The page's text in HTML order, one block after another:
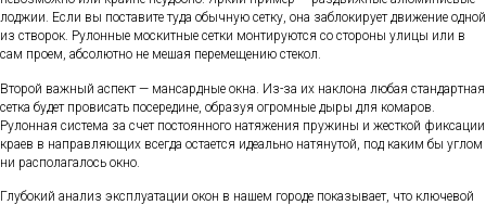
лоджии. Если вы поставите туда обычную сетку, она заблокирует движение одной
из створок. Рулонные москитные сетки монтируются со стороны улицы или в
сам проем, абсолютно не мешая перемещению стекол.
Второй важный аспект — мансардные окна. Из-за их наклона любая стандартная
сетка будет провисать посередине, образуя огромные дыры для комаров.
Рулонная система за счет постоянного натяжения пружины и жесткой фиксации
краев в направляющих всегда остается идеально натянутой, под каким бы углом
ни располагалось окно.
Глубокий анализ эксплуатации окон в нашем городе показывает, что ключевой